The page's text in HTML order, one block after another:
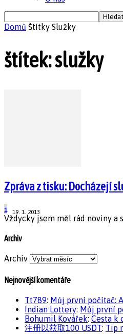
Domů Štítky Služky
štítek: služky
Zpráva z tisku: Docházejí
19. 1. 2013
1
Vždycky jsem měl rád noviny a
Archiv
Archiv
Nejnovější komentáře
Tt789: Můj první počítač:
Indian Lottery: Můj první
Bohumil Kovářek: Cesta k
注册以获取100 USDT: Tip